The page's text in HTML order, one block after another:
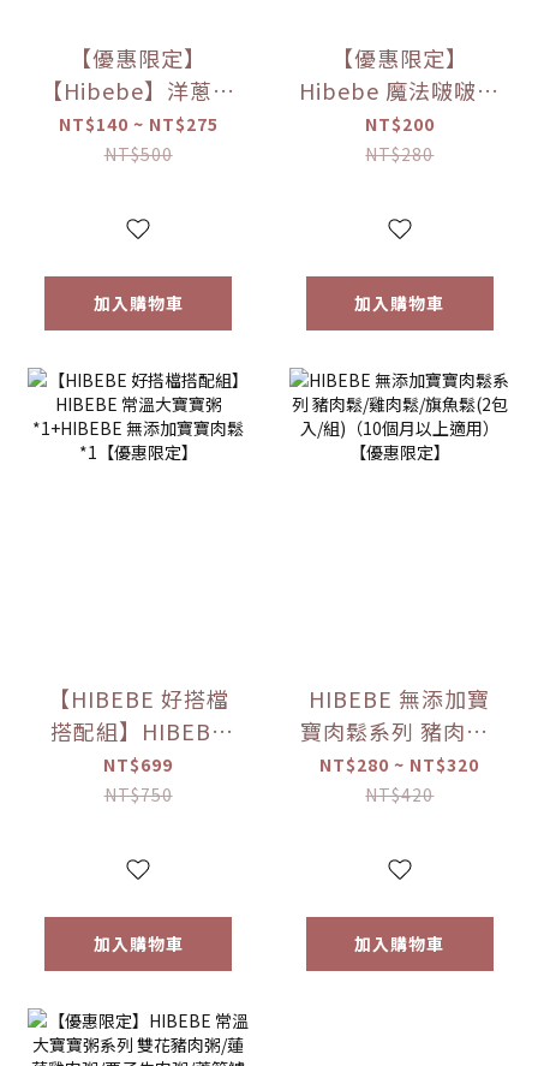
【優惠限定】
【Hibebe】洋蔥蘋
果魚湯250ml/包｜
2包/盒｜虱目魚湯
6m+｜常溫｜【優
NT$140 ~ NT$275
NT$500
加入購物車
【優惠限定】
Hibebe 魔法啵啵棒
牛奶/草莓/起司/藍
莓葡萄/芒果(150g/
NT$200
NT$280
加入購物車
【HIBEBE 好搭檔
搭配組】HIBEBE
常溫大寶寶粥
*1+HIBEBE 無添加
限定】
NT$699
NT$750
加入購物車
HIBEBE 無添加寶
寶肉鬆系列 豬肉鬆/
雞肉鬆/旗魚鬆(2包
入/組)（10個月以
定】
NT$280 ~ NT$320
NT$420
加入購物車